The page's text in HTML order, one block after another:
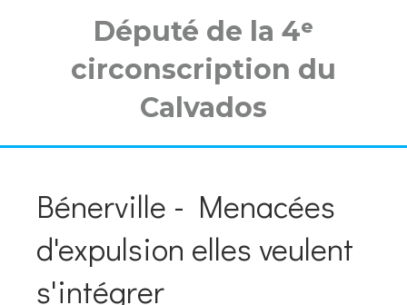
Député de la 4ᵉ
circonscription du
Calvados
Bénerville - Menacées
d'expulsion elles veulent
s'intégrer